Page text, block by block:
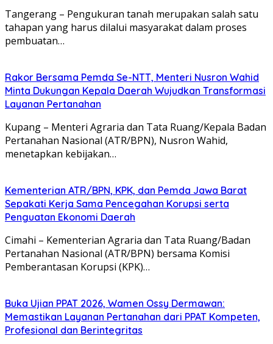
Tangerang – Pengukuran tanah merupakan salah satu
tahapan yang harus dilalui masyarakat dalam proses
pembuatan…
Rakor Bersama Pemda Se-NTT, Menteri Nusron Wahid
Minta Dukungan Kepala Daerah Wujudkan Transformasi
Layanan Pertanahan
Kupang – Menteri Agraria dan Tata Ruang/Kepala Badan
Pertanahan Nasional (ATR/BPN), Nusron Wahid,
menetapkan kebijakan…
Kementerian ATR/BPN, KPK, dan Pemda Jawa Barat
Sepakati Kerja Sama Pencegahan Korupsi serta
Penguatan Ekonomi Daerah
Cimahi – Kementerian Agraria dan Tata Ruang/Badan
Pertanahan Nasional (ATR/BPN) bersama Komisi
Pemberantasan Korupsi (KPK)…
Buka Ujian PPAT 2026, Wamen Ossy Dermawan:
Memastikan Layanan Pertanahan dari PPAT Kompeten,
Profesional dan Berintegritas